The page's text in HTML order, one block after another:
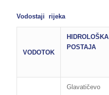
Vodostaji rijeka
VODOTOK
HIDROLOŠKA
POSTAJA
Glavatičevo